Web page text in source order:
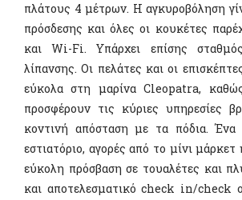
πλάτους 4 μέτρων. Η αγκυροβόληση
πρόσδεσης και όλες οι κουκέτες
καιWi-Fi. Υπάρχει επίσης
λίπανσης. Οι πελάτες και οι
εύκολα στη μαρίναCleopatra,
προσφέρουν τις κύριες υπηρεσίες
κοντινή απόσταση με τα πόδια.
εστιατόριο, αγορές από το μίνι
εύκολη πρόσβαση σε τουαλέτες και
και αποτελεσματικόcheck in/check